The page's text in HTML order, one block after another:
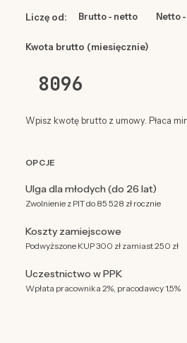
Liczę od: Brutto - netto Netto
Kwota brutto (miesięcznie)
Wpisz kwotę brutto z umowy. Płaca
OPCJE
Ulga dla młodych (do 26 lat)
Zwolnienie z PIT do 85 528 zł rocznie
Koszty zamiejscowe
Podwyższone KUP 300 zł zamiast 250 zł
Uczestnictwo w PPK
Wpłata pracownika 2%, pracodawcy 1,5%